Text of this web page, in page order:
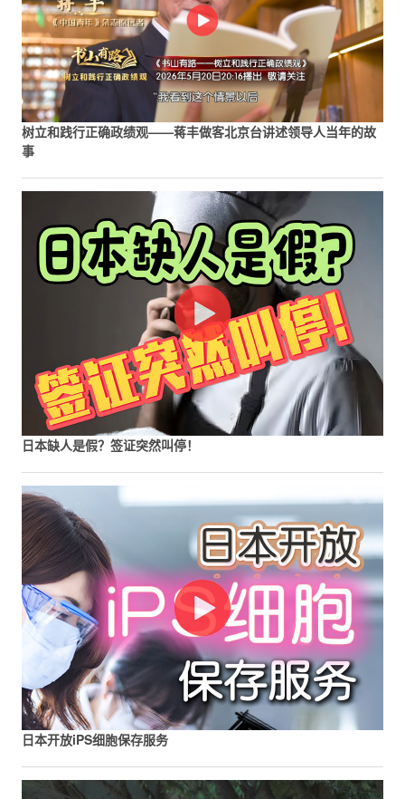
树立和践行正确政绩观——蒋丰做客北京台讲述领导人当年的故
事
日本缺人是假？签证突然叫停！
日本开放iPS细胞保存服务